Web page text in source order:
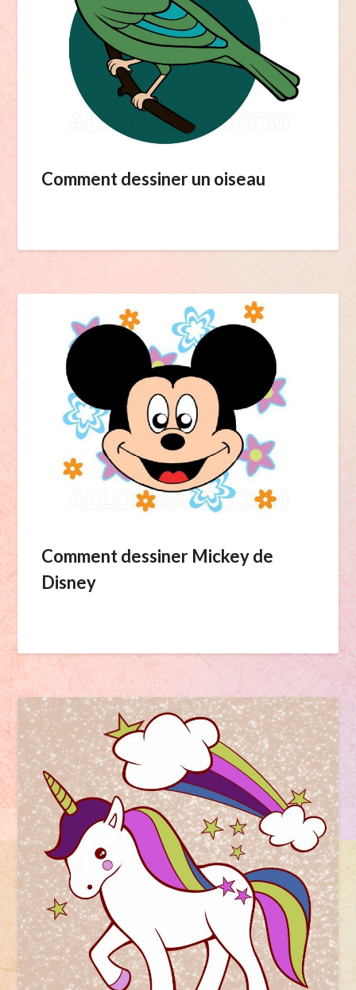
Comment dessiner un oiseau
Comment dessiner Mickey de
Disney